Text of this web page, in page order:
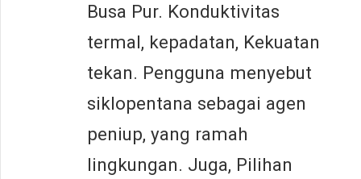
Busa Pur. Konduktivitas
termal, kepadatan, Kekuatan
tekan. Pengguna menyebut
siklopentana sebagai agen
peniup, yang ramah
lingkungan. Juga, Pilihan